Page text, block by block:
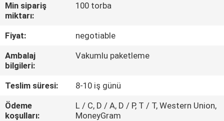
KALITE
KONTROL
BIZE
ULAŞIN
HABERLER
Min sipariş
miktarı:
100 torba
Fiyat:
negotiable
Ambalaj
bilgileri:
Vakumlu paketleme
Teslim süresi:
8-10 iş günü
Ödeme
koşulları:
L / C, D / A, D / P, T / T, Western Union,
MoneyGram